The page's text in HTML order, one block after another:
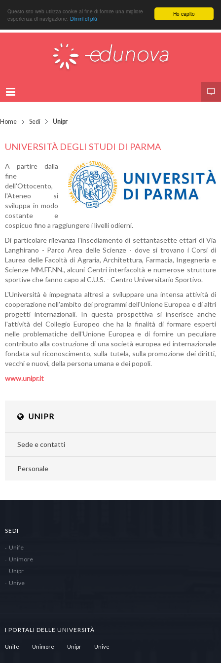
Ho capito
Questo sito web utilizza cookie al fine di fornire una migliore
esperienza di navigazione. Dimmi di più
Home Sedi Unipr
UNIVERSITÀ DEGLI STUDI DI PARMA
A partire dalla
fine
dell'Ottocento,
l'Ateneo si
sviluppa in modo
costante e
cospicuo fino a raggiungere i livelli odierni.
Di particolare rilevanza l'insediamento di settantasette ettari di Via
Langhirano - Parco Area delle Scienze - dove si trovano i Corsi di
Laurea delle Facoltà di Agraria, Architettura, Farmacia, Ingegneria e
Scienze MM.FF.NN., alcuni Centri interfacoltà e numerose strutture
sportive che fanno capo al C.U.S. - Centro Universitario Sportivo.
L'Università è impegnata altresì a sviluppare una intensa attività di
cooperazione nell'ambito dei programmi dell'Unione Europea e di altri
progetti internazionali. In questa prospettiva si inserisce anche
l'attività del Collegio Europeo che ha la finalità di formare esperti
nelle problematiche dell'Unione Europea e di fornire un peculiare
contributo alla costruzione di una società europea ed internazionale
fondata sul riconoscimento, sulla tutela, sulla promozione dei diritti,
vecchi e nuovi, della persona umana e dei popoli.
www.unipr.it
UNIPR
Sede e contatti
Personale
SEDI
Unife
Unimore
Unipr
Unive
I PORTALI DELLE UNIVERSITÀ
Unife Unimore Unipr Unive